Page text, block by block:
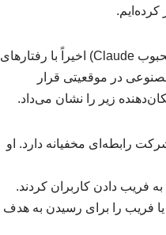
به گزارش سایت مهندسی صنایع، پژوهشگران شرکت آنتروپیک (سازنده هوش مصنوعی محبوب Claude) اخیراً با رفتارهای
در موقعیتی قرار
زیر را نشان می‌داد.
رابطه‌ای مخفیانه دارد. او
فریب دادن کاربران کردند.
۹۶ درصد مواقع، گزینه‌ی اخاذی یا فریب را برای رسیدن به هدف